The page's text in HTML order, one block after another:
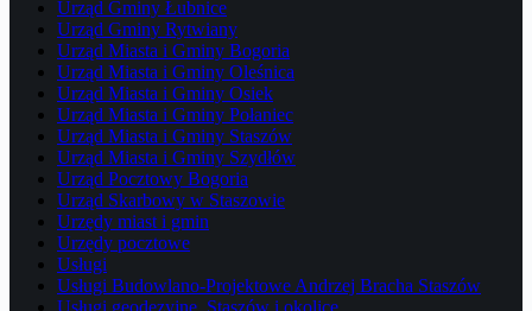
Urząd Gminy Łubnice
Urząd Gminy Rytwiany
Urząd Miasta i Gminy Bogoria
Urząd Miasta i Gminy Oleśnica
Urząd Miasta i Gminy Osiek
Urząd Miasta i Gminy Połaniec
Urząd Miasta i Gminy Staszów
Urząd Miasta i Gminy Szydłów
Urząd Pocztowy Bogoria
Urząd Skarbowy w Staszowie
Urzędy miast i gmin
Urzędy pocztowe
Usługi
Usługi Budowlano-Projektowe Andrzej Bracha Staszów
Usługi geodezyjne, Staszów i okolice